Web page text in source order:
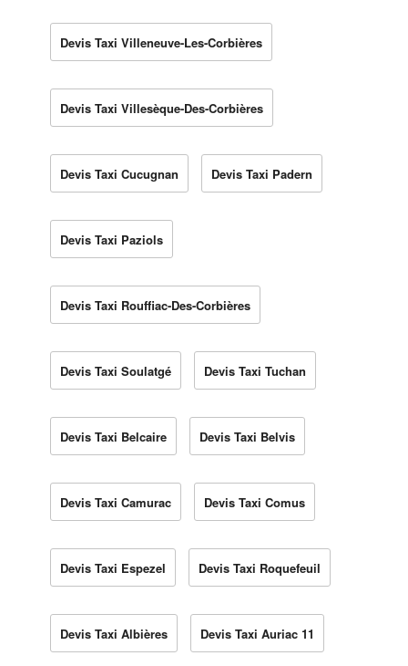
Devis Taxi Villeneuve-Les-Corbières
Devis Taxi Villesèque-Des-Corbières
Devis Taxi Cucugnan Devis Taxi Padern
Devis Taxi Paziols
Devis Taxi Rouffiac-Des-Corbières
Devis Taxi Soulatgé Devis Taxi Tuchan
Devis Taxi Belcaire Devis Taxi Belvis
Devis Taxi Camurac Devis Taxi Comus
Devis Taxi Espezel Devis Taxi Roquefeuil
Devis Taxi Albières Devis Taxi Auriac 11